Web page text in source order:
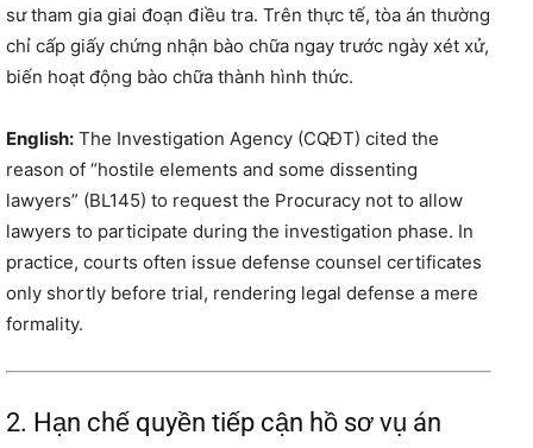
sư tham gia giai đoạn điều tra. Trên thực tế, tòa án thường
chỉ cấp giấy chứng nhận bào chữa ngay trước ngày xét xử,
biến hoạt động bào chữa thành hình thức.
English: The Investigation Agency (CQĐT) cited the
reason of “hostile elements and some dissenting
lawyers” (BL145) to request the Procuracy not to allow
lawyers to participate during the investigation phase. In
practice, courts often issue defense counsel certificates
only shortly before trial, rendering legal defense a mere
formality.
2. Hạn chế quyền tiếp cận hồ sơ vụ án